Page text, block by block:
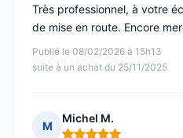
Publié le 08/02/2026 à 15h13
suite à un achat du 25/11/2025
Très professionnel, à votre
de mise en route. Encore
M
Michel M.